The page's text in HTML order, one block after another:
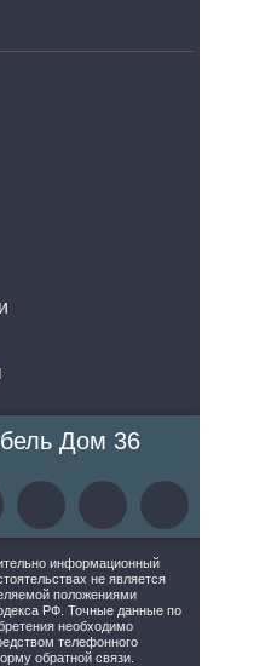
Дом 36
информационный
не является
положениями
РФ. Точные данные по
необходимо
телефонного
обратной связи.